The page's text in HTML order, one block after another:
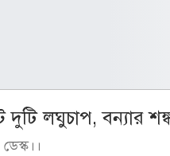
লঘুচাপ, বন্যার